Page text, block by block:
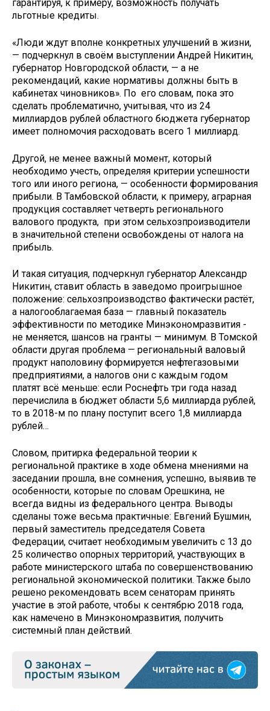
гарантируя, к примеру, возможность получать
льготные кредиты.
«Люди ждут вполне конкретных улучшений в жизни,
— подчеркнул в своём выступлении Андрей Никитин,
губернатор Новгородской области, — а не
рекомендаций, какие нормативы должны быть в
кабинетах чиновников». По его словам, пока это
сделать проблематично, учитывая, что из 24
миллиардов рублей областного бюджета губернатор
имеет полномочия расходовать всего 1 миллиард.
Другой, не менее важный момент, который
необходимо учесть, определяя критерии успешности
того или иного региона, — особенности формирования
прибыли. В Тамбовской области, к примеру, аграрная
продукция составляет четверть регионального
валового продукта, при этом сельхозпроизводители
в значительной степени освобождены от налога на
прибыль.
И такая ситуация, подчеркнул губернатор Александр
Никитин, ставит область в заведомо проигрышное
положение: сельхозпроизводство фактически растёт,
а налогооблагаемая база — главный показатель
эффективности по методике Минэкономразвития -
не меняется, шансов на гранты — минимум. В Томской
области другая проблема — региональный валовый
продукт наполовину формируется нефтегазовыми
предприятиями, а налогов они с каждым годом
платят всё меньше: если Роснефть три года назад
перечислила в бюджет области 5,6 миллиарда рублей,
то в 2018-м по плану поступит всего 1,8 миллиарда
рублей…
Словом, притирка федеральной теории к
региональной практике в ходе обмена мнениями на
заседании прошла, вне сомнения, успешно, выявив те
особенности, которые по словам Орешкина, не
всегда видны из федерального центра. Выводы
сделаны тоже весьма практичные: Евгений Бушмин,
первый заместитель председателя Совета
Федерации, считает необходимым увеличить с 13 до
25 количество опорных территорий, участвующих в
работе министерского штаба по совершенствованию
региональной экономической политики. Также было
решено рекомендовать всем сенаторам принять
участие в этой работе, чтобы к сентябрю 2018 года,
как намечено в Минэкономразвития, получить
системный план действий.